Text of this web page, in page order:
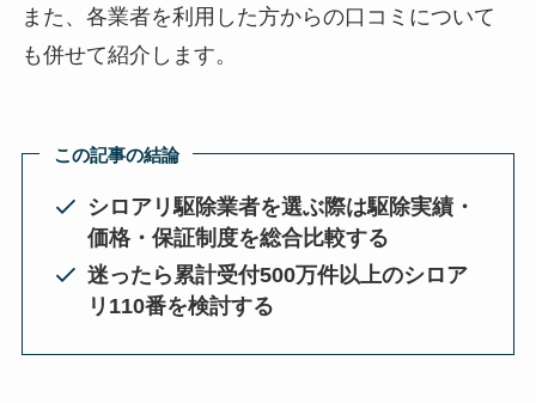
また、各業者を利用した方からの口コミについて
も併せて紹介します。
この記事の結論
シロアリ駆除業者を選ぶ際は駆除実績・
価格・保証制度を総合比較する
迷ったら累計受付500万件以上のシロア
リ110番を検討する